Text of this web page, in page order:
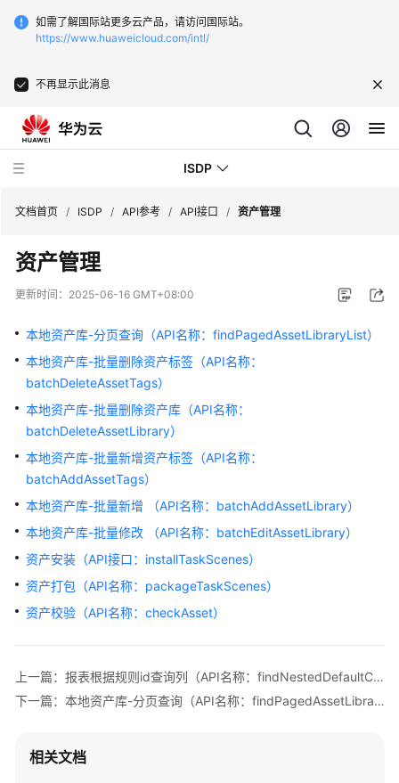
如需了解国际站更多云产品，请访问国际站。
https://www.huaweicloud.com/intl/
不再显示此消息
ISDP
最
新
态
用
户
指
南
API
参
考
用
前
必
口
调
法
文档首页 / ISDP / API参考 / API接口 / 资产管理
资产管理
更新时间： 2025-06-16 GMT+08:00
本地资产库-分页查询（API名称：findPagedAssetLibraryList）
本地资产库-批量删除资产标签（API名称：
batchDeleteAssetTags）
本地资产库-批量删除资产库（API名称：
batchDeleteAssetLibrary）
本地资产库-批量新增资产标签（API名称：
batchAddAssetTags）
本地资产库-批量新增 （API名称：batchAddAssetLibrary）
本地资产库-批量修改 （API名称：batchEditAssetLibrary）
资产安装（API接口：installTaskScenes）
资产打包（API名称：packageTaskScenes）
资产校验（API名称：checkAsset）
上一篇：报表根据规则id查询列（API名称：findNestedDefaultColumnListByRuleIdForOpenApi）
下一篇：本地资产库-分页查询（API名称：findPagedAssetLibraryList）
相关文档